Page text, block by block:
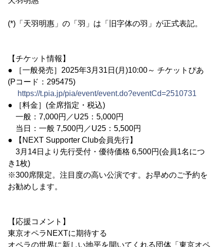
(*)「天羽明惠」の「羽」は「旧字体の羽」が正式表記。
【チケット情報】
● ［一般発売］2025年3月31日(月)10:00～ チケットぴあ
(Pコード：295475)
https://t.pia.jp/pia/event/event.do?eventCd=2510731
● ［料金］(全席指定・税込)
一般：7,000円／U25：5,000円
当日：一般 7,500円／U25：5,500円
● 【NEXT Supporter Club会員先行】
3月14日より先行受付・優待価格 6,500円(会員1名につ
き1枚)
※300席限定。注目度の高い公演です。お早めのご予約を
お勧めします。
【応援コメント】
東京オペラNEXTに期待する
オペラの世界に新しい地平を開いてくれる団体「東京オペ